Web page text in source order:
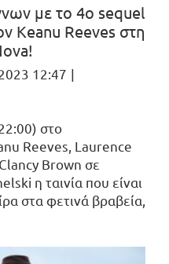
με το 4ο sequel
Keanu Reeves στη
12:47 |
στο
Reeves, Laurence
Brown σε
η ταινία που είναι
στα φετινά βραβεία,